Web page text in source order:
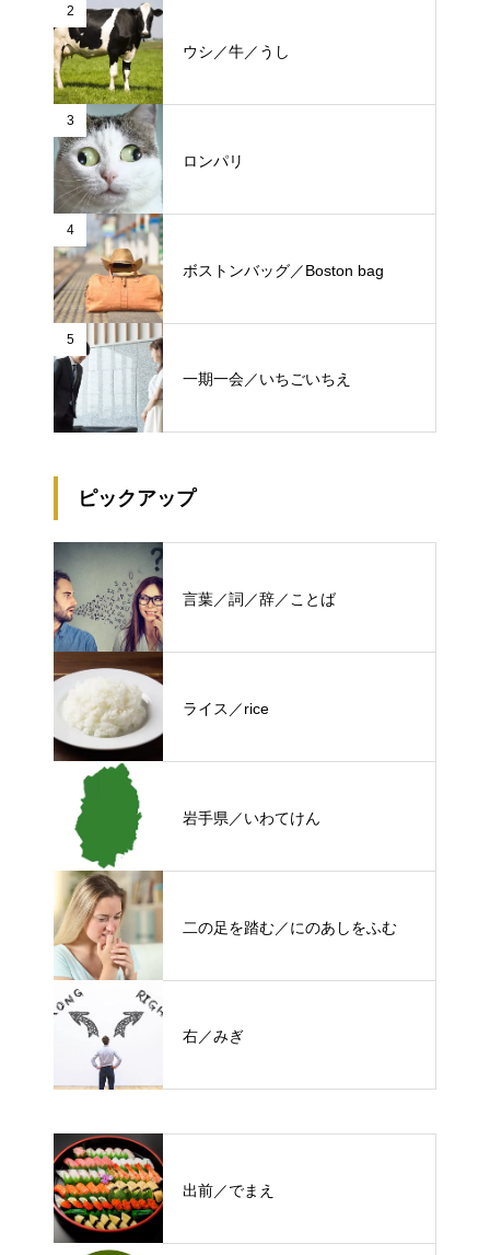
2
ウシ／牛／うし
3
ロンパリ
4
ボストンバッグ／Boston bag
5
一期一会／いちごいちえ
ピックアップ
言葉／詞／辞／ことば
ライス／rice
岩手県／いわてけん
二の足を踏む／にのあしをふむ
右／みぎ
出前／でまえ